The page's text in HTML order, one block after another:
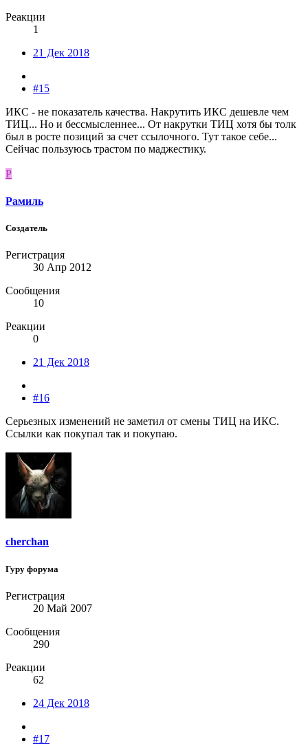
Реакции
1
21 Дек 2018
#15
ИКС - не показатель качества. Накрутить ИКС дешевле чем
ТИЦ... Но и бессмысленнее... От накрутки ТИЦ хотя бы толк
был в росте позиций за счет ссылочного. Тут такое себе...
Сейчас пользуюсь трастом по маджестику.
Р
Рамиль
Создатель
Регистрация
30 Апр 2012
Сообщения
10
Реакции
0
21 Дек 2018
#16
Серьезных изменений не заметил от смены ТИЦ на ИКС.
Ссылки как покупал так и покупаю.
cherchan
Гуру форума
Регистрация
20 Май 2007
Сообщения
290
Реакции
62
24 Дек 2018
#17